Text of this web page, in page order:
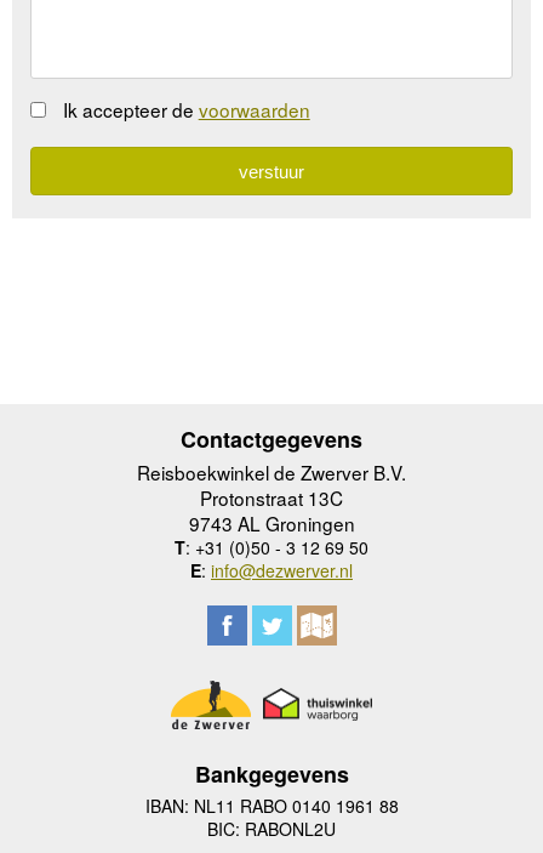
Ik accepteer de voorwaarden
Contactgegevens
Reisboekwinkel de Zwerver B.V.
Protonstraat 13C
9743 AL Groningen
T: +31 (0)50 - 3 12 69 50
E: info@dezwerver.nl
Bankgegevens
IBAN: NL11 RABO 0140 1961 88
BIC: RABONL2U